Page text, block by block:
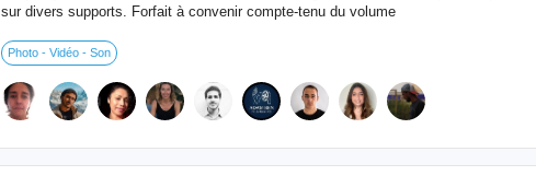
sur divers supports. Forfait à convenir compte-tenu du volume
Photo - Vidéo - Son